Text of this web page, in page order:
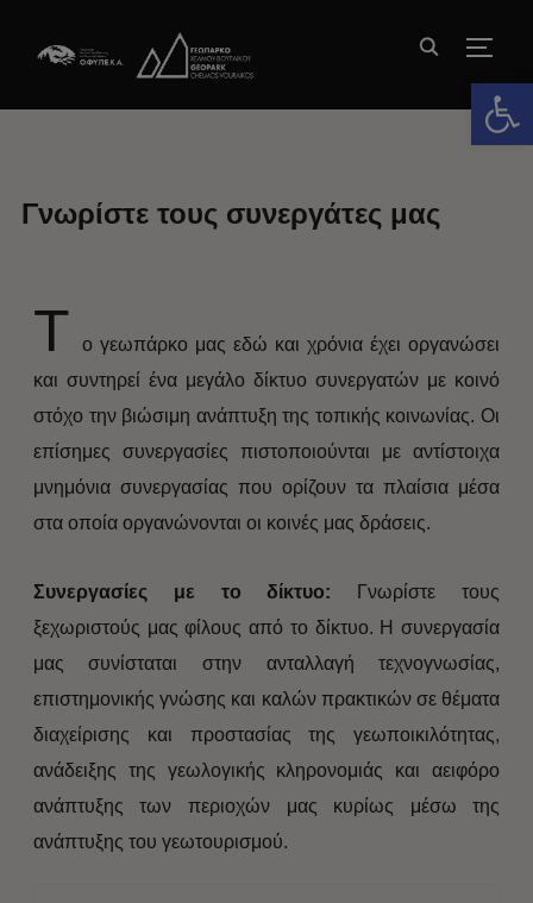
Γνωρίστε τους συνεργάτες μας
Τ
ο γεωπάρκο μας εδώ και χρόνια έχει οργανώσει
και συντηρεί ένα μεγάλο δίκτυο συνεργατών με κοινό
στόχο την βιώσιμη ανάπτυξη της τοπικής κοινωνίας. Οι
επίσημες συνεργασίες πιστοποιούνται με αντίστοιχα
μνημόνια συνεργασίας που ορίζουν τα πλαίσια μέσα
στα οποία οργανώνονται οι κοινές μας δράσεις.
Συνεργασίες με το δίκτυο:
Γνωρίστε τους
ξεχωριστούς μας φίλους από το δίκτυο. Η συνεργασία
μας συνίσταται στην ανταλλαγή τεχνογνωσίας,
επιστημονικής γνώσης και καλών πρακτικών σε θέματα
διαχείρισης και προστασίας της γεωποικιλότητας,
ανάδειξης της γεωλογικής κληρονομιάς και αειφόρο
ανάπτυξης των περιοχών μας κυρίως μέσω της
ανάπτυξης του γεωτουρισμού.